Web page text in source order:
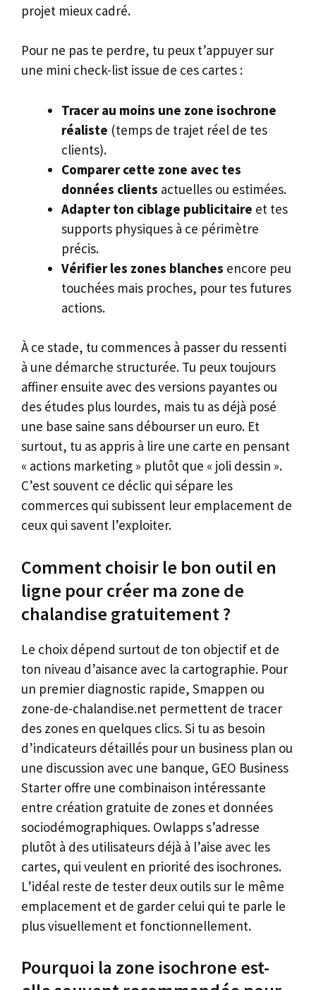
projet mieux cadré.
Pour ne pas te perdre, tu peux t’appuyer sur
une mini check-list issue de ces cartes :
Tracer au moins une zone isochrone
réaliste (temps de trajet réel de tes
clients).
Comparer cette zone avec tes
données clients actuelles ou estimées.
Adapter ton ciblage publicitaire et tes
supports physiques à ce périmètre
précis.
Vérifier les zones blanches encore peu
touchées mais proches, pour tes futures
actions.
À ce stade, tu commences à passer du ressenti
à une démarche structurée. Tu peux toujours
affiner ensuite avec des versions payantes ou
des études plus lourdes, mais tu as déjà posé
une base saine sans débourser un euro. Et
surtout, tu as appris à lire une carte en pensant
« actions marketing » plutôt que « joli dessin ».
C’est souvent ce déclic qui sépare les
commerces qui subissent leur emplacement de
ceux qui savent l’exploiter.
Comment choisir le bon outil en
ligne pour créer ma zone de
chalandise gratuitement ?
Le choix dépend surtout de ton objectif et de
ton niveau d’aisance avec la cartographie. Pour
un premier diagnostic rapide, Smappen ou
zone-de-chalandise.net permettent de tracer
des zones en quelques clics. Si tu as besoin
d’indicateurs détaillés pour un business plan ou
une discussion avec une banque, GEO Business
Starter offre une combinaison intéressante
entre création gratuite de zones et données
sociodémographiques. Owlapps s’adresse
plutôt à des utilisateurs déjà à l’aise avec les
cartes, qui veulent en priorité des isochrones.
L’idéal reste de tester deux outils sur le même
emplacement et de garder celui qui te parle le
plus visuellement et fonctionnellement.
Pourquoi la zone isochrone est-